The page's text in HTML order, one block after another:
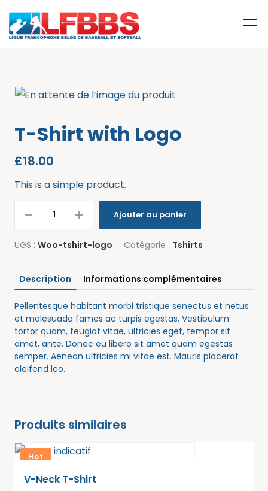
T-Shirt with Logo
£18.00
This is a simple product.
Ajouter au panier
UGS : Woo-tshirt-logo Catégorie : Tshirts
Description Informations complémentaires
Pellentesque habitant morbi tristique senectus et netus
et malesuada fames ac turpis egestas. Vestibulum
tortor quam, feugiat vitae, ultricies eget, tempor sit
amet, ante. Donec eu libero sit amet quam egestas
semper. Aenean ultricies mi vitae est. Mauris placerat
eleifend leo.
Produits similaires
Hot
V-Neck T-Shirt